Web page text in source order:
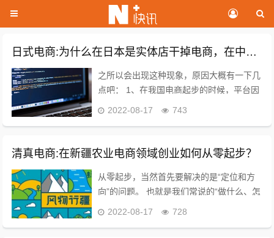
日式电商:为什么在日本是实体店干掉电商，在中国却是电商干掉实体？
之所以会出现这种现象，原因大概有一下几
点吧： 1、在我国电商起步的时候，平台因
管是电商平...
2022-08-17 743
清真电商:在新疆农业电商领域创业如何从零起步？
从零起步，当然首先要解决的是“定位和方
向”的问题。 也就是我们常说的“做什么、怎
2022-08-17 728